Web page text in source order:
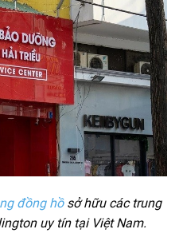
đồng hồsở hữu các trung
uy tín tại Việt Nam.